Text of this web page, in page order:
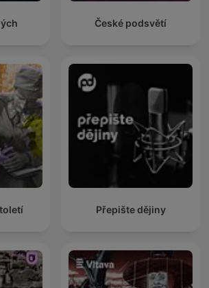
České podsvětí
Přepište dějiny